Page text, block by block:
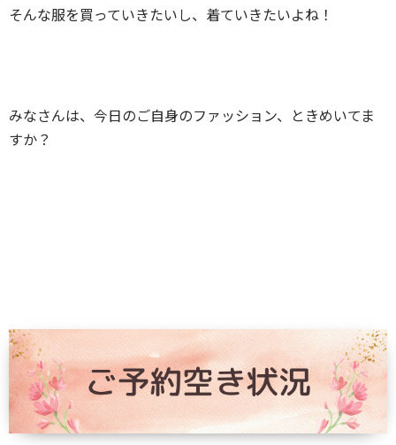
そんな服を買っていきたいし、着ていきたいよね！
みなさんは、今日のご自身のファッション、ときめいてま
すか？